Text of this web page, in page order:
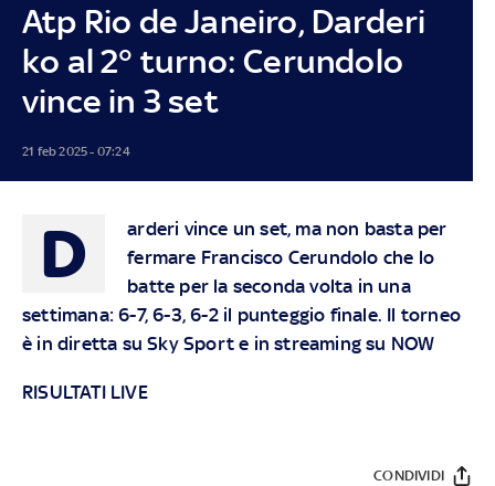
Atp Rio de Janeiro, Darderi
ko al 2° turno: Cerundolo
vince in 3 set
21 feb 2025 - 07:24
D
arderi vince un set, ma non basta per
fermare Francisco Cerundolo che lo
batte per la seconda volta in una
settimana: 6-7, 6-3, 6-2 il punteggio finale. Il torneo
è in diretta suSky Sport e in streaming su NOW
RISULTATI LIVE
CONDIVIDI